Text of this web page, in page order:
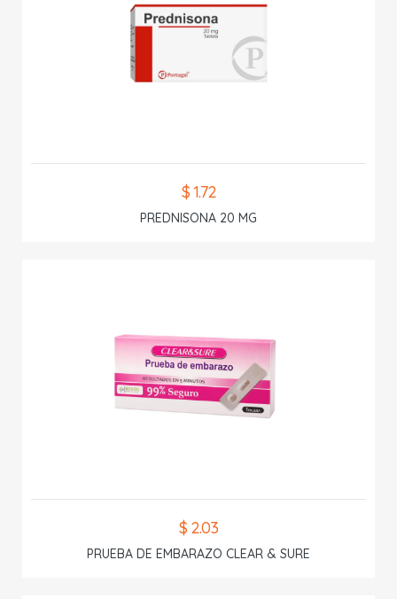
$ 1.72
PREDNISONA 20 MG
$ 2.03
PRUEBA DE EMBARAZO CLEAR & SURE